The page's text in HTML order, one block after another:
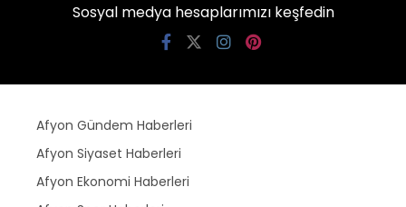
Sosyal medya hesaplarımızı keşfedin
Afyon Gündem Haberleri
Afyon Siyaset Haberleri
Afyon Ekonomi Haberleri